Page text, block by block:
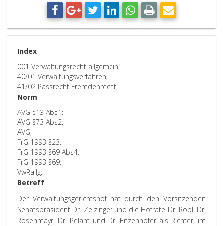
Index
001 Verwaltungsrecht allgemein;
40/01 Verwaltungsverfahren;
41/02 Passrecht Fremdenrecht;
Norm
AVG §13 Abs1;
AVG §73 Abs2;
AVG;
FrG 1993 §23;
FrG 1993 §69 Abs4;
FrG 1993 §69;
VwRallg;
Betreff
Der Verwaltungsgerichtshof hat durch den Vorsitzenden
Senatspräsident Dr. Zeizinger und die Hofräte Dr. Robl, Dr.
Rosenmayr, Dr. Pelant und Dr. Enzenhofer als Richter, im